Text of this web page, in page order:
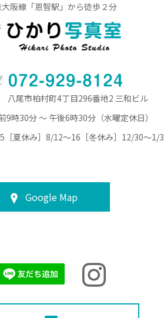
大阪線「恩智駅」から徒歩２分
尾市柏村町4丁目296番地2 三和ビル
9時30分 ～ 午後6時30分（水曜定休日）
5［夏休み］8/12～16［冬休み］12/30～1/3
Google Map